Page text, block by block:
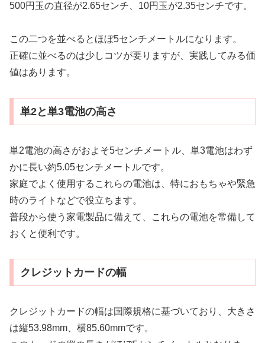
500円玉の直径が2.65センチ、10円玉が2.35センチです。
この二つを並べるとほぼ5センチメートルになります。
正確に並べるのは少しコツが要りますが、実践してみる価
値はあります。
単2と単3電池の高さ
単2電池の高さがおよそ5センチメートル、単3電池はわず
かに長い約5.05センチメートルです。
家庭でよく使用するこれらの電池は、特におもちゃや緊急
時のライトなどで役立ちます。
普段から使う家電製品に備えて、これらの電池を常備して
おくと便利です。
クレジットカードの幅
クレジットカードの幅は国際規格に基づいており、大きさ
は縦53.98mm、横85.60mmです。